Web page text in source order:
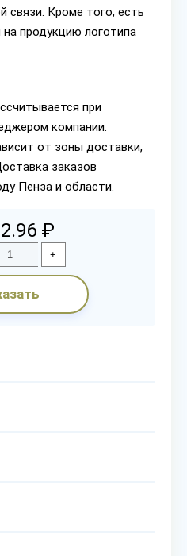
связи. Кроме того, есть
продукцию логотипа
при
компании.
от зоны доставки,
заказов
Пенза и области.
₽
+